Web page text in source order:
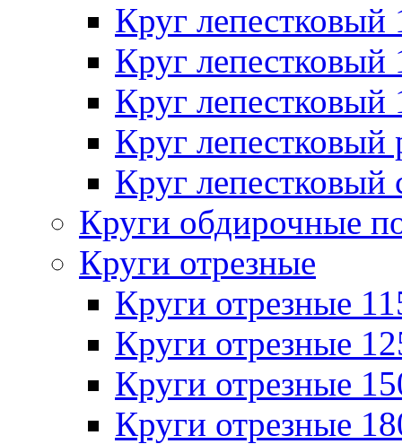
Круг
Круг
Круг
Круг лепестковый
Круг лепестковый
Круги обдирочные
Круги отрезные
Круги отрезные
Круги отрезные
Круги отрезные
Круги отрезные